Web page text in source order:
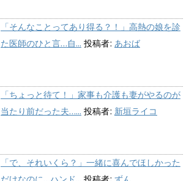
「そんなことってあり得る？！」高熱の娘を診
た医師のひと言…自... 投稿者: あおば
「ちょっと待て！」家事も介護も妻がやるのが
当たり前だった夫…... 投稿者: 新垣ライコ
「で、それいくら？」一緒に喜んでほしかった